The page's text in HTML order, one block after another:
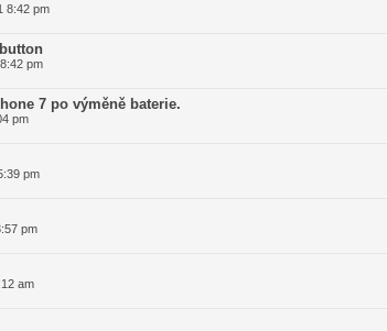
8:42 pm
pm
7 po výměně baterie.
pm
pm
pm
am